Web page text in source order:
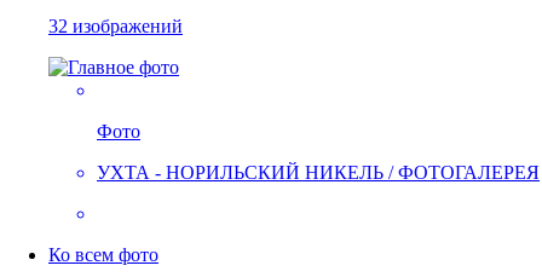
32 изображений
Фото
УХТА - НОРИЛЬСКИЙ НИКЕЛЬ / ФОТОГАЛЕРЕЯ
Ко всем фото